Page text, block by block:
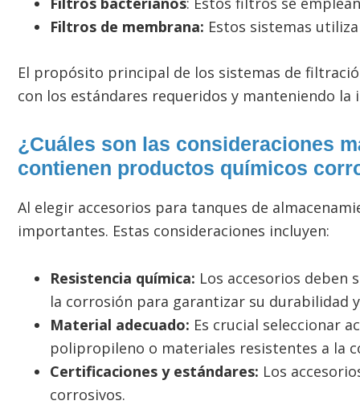
Filtros de membrana: Estos sistemas
El propósito principal de los sistemas de
con los estándares requeridos y manteniendo
¿Cuáles son las consideraciones
contienen productos químicos
Al elegir accesorios para tanques de
importantes. Estas consideraciones incluyen:
Resistencia química: Los accesorios deben
la corrosión para garantizar su durabilidad
Material adecuado: Es crucial seleccionar
polipropileno o materiales resistentes a la
Certificaciones y estándares: Los
corrosivos.